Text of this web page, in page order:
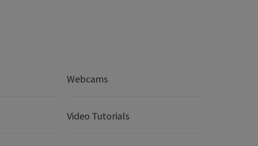
Webcams
Video Tutorials